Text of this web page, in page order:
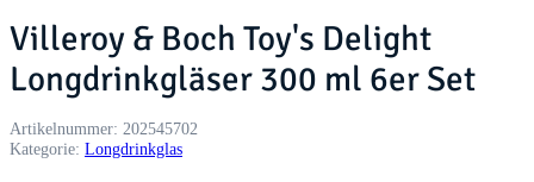
Villeroy & Boch Toy's Delight
Longdrinkgläser 300 ml 6er Set
Artikelnummer: 202545702
Kategorie: Longdrinkglas